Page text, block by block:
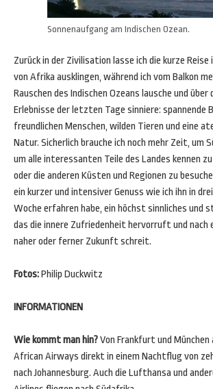
Sonnenaufgang am Indischen Ozean.
Zurück in der Zivilisation lasse ich die kurze Reise
von Afrika ausklingen, während ich vom Balkon
Rauschen des Indischen Ozeans lausche und über
Erlebnisse der letzten Tage sinniere: spannende
freundlichen Menschen, wilden Tieren und eine
Natur. Sicherlich brauche ich noch mehr Zeit, um
um alle interessanten Teile des Landes kennen
oder die anderen Küsten und Regionen zu
ein kurzer und intensiver Genuss wie ich ihn in
Woche erfahren habe, ein höchst sinnliches und
das die innere Zufriedenheit hervorruft und nach
naher oder ferner Zukunft schreit.
Fotos:Philip Duckwitz
INFORMATIONEN
Wie kommt man hin?Von Frankfurt und
African Airways direkt in einem Nachtflug von
nach Johannesburg. Auch die Lufthansa und